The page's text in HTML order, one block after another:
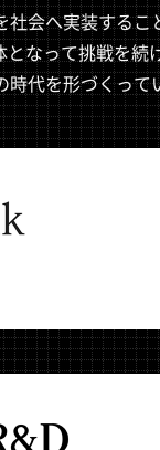
会へ実装する
なって挑戦を続
時代を形づくって